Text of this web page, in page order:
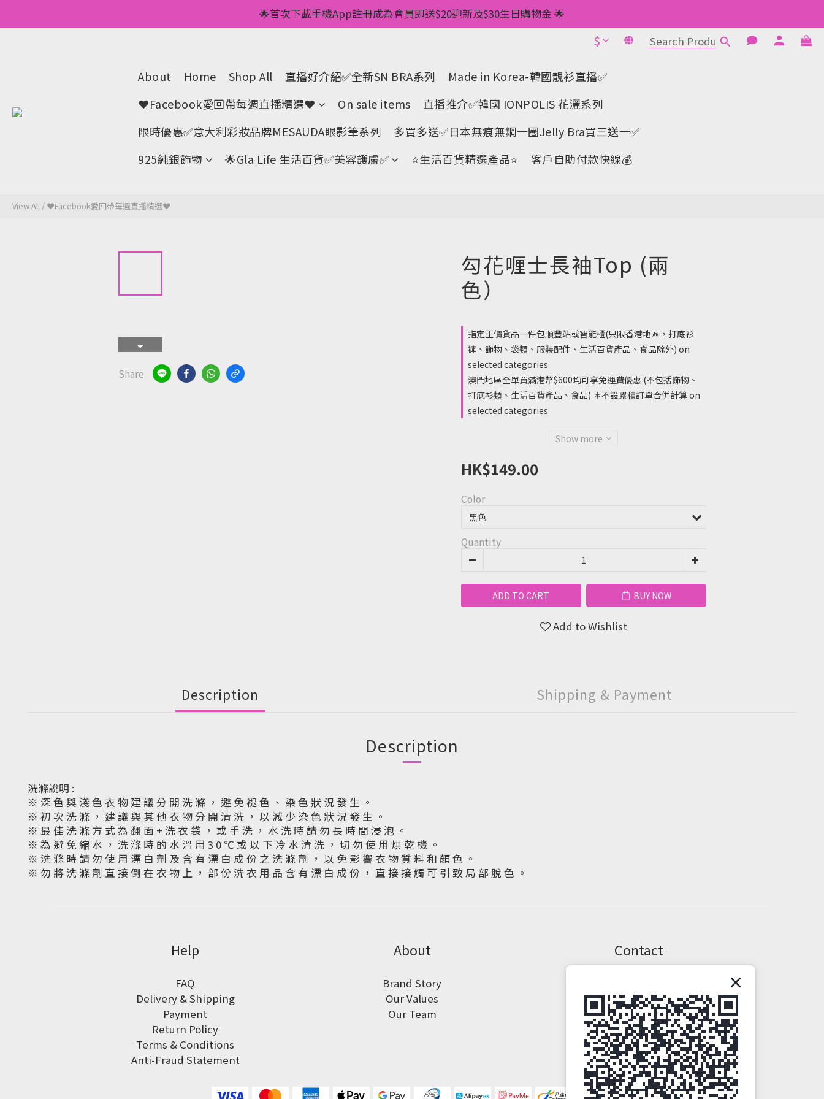
💥正價服裝滿減優惠💥 ✅一件起包順豐 ✅第二件起減$20 ✅第三件減$40    如此類推⬆不設上限
🌟首次下載手機App註冊成為會員即送$20迎新及$30生日購物金 🌟
🌟手機App消費儲積分當購物金用🌟消費1元有1分 🌟累積滿100分可當1元使用🌟
💥正價服裝滿減優惠💥 ✅一件起包順豐 ✅第二件起減$20 ✅第三件減$40    如此類推⬆不設上限
$
About Home Shop All 直播好介紹✅全新SN BRA系列
Made in Korea-韓國靚衫直播✅
❤Facebook愛回帶每週直播精選❤
On sale items
直播推介✅韓國 IONPOLIS 花灑系列
限時優惠✅意大利彩妝品牌MESAUDA眼影筆系列
多買多送✅️日本無痕無鋼一圈Jelly Bra買三送一✅️
925純銀飾物
🌟Gla Life 生活百貨✅美容護膚✅ ⭐生活百貨精選產品⭐ 客戶自助付款快線💰
View All / ❤Facebook愛回帶每週直播精選❤
Share
勾花喱士長袖Top (兩
色）
指定正價貨品一件包順豐站或智能櫃(只限香港地區，打底衫
褲、飾物、袋類、服裝配件、生活百貨產品、食品除外) on
selected categories
澳門地區全單買滿港幣$600均可享免運費優惠 (不包括飾物、
打底衫類、生活百貨產品、食品) ＊不設累積訂單合併計算 on
selected categories
Show more
HK$149.00
Color
Quantity
ADD TO CART BUY NOW
Add to Wishlist
Description Shipping & Payment
Description
洗滌說明 :
※ 深 色 與 淺 色 衣 物 建 議 分 開 洗 滌 ， 避 免 褪 色 、 染 色 狀 況 發 生 。
※ 初 次 洗 滌 ， 建 議 與 其 他 衣 物 分 開 清 洗 ， 以 減 少 染 色 狀 況 發 生 。
※ 最 佳 洗 滌 方 式 為 翻 面 + 洗 衣 袋 ， 或 手 洗 ， 水 洗 時 請 勿 長 時 間 浸 泡 。
※ 為 避 免 縮 水 ， 洗 滌 時 的 水 溫 用 3 0 ℃ 或 以 下 冷 水 清 洗 ， 切 勿 使 用 烘 乾 機 。
※ 洗 滌 時 請 勿 使 用 漂 白 劑 及 含 有 漂 白 成 份 之 洗 滌 劑 ， 以 免 影 響 衣 物 質 料 和 顏 色 。
※ 勿 將 洗 滌 劑 直 接 倒 在 衣 物 上 ， 部 份 洗 衣 用 品 含 有 漂 白 成 份 ， 直 接 接 觸 可 引 致 局 部 脫 色 。
BUY NOW
Help
FAQ
Delivery & Shipping
Payment
Return Policy
Terms & Conditions
Anti-Fraud Statement
About
Brand Story
Our Values
Our Team
Contact
Hours / XXXX-XXXX
Mail / XXX@XXXX.COM